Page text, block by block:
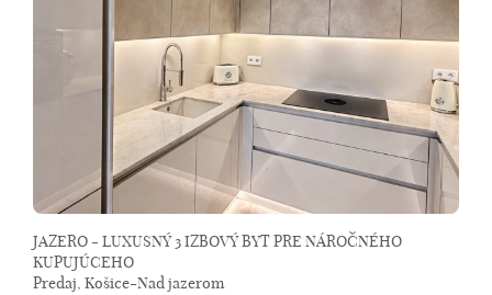
JAZERO - LUXUSNÝ 3 IZBOVÝ BYT PRE NÁROČNÉHO
KUPUJÚCEHO
Predaj, Košice-Nad jazerom